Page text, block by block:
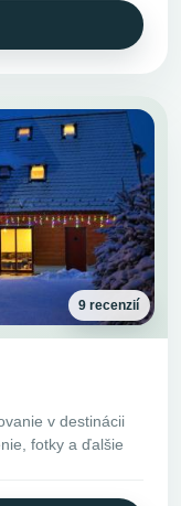
9 recenzií
v destinácii
fotky a ďalšie